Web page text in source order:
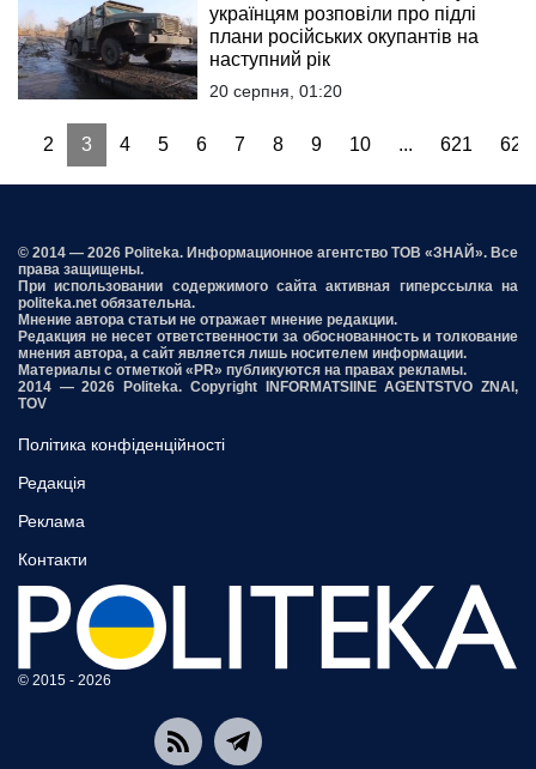
українцям розповіли про підлі
плани російських окупантів на
наступний рік
20 серпня, 01:20
2 3 4 5 6 7 8 9 10 ... 621 622
© 2014 — 2026 Politeka. Информационное агентство ТОВ «ЗНАЙ». Все
права защищены.
При использовании содержимого сайта активная гиперссылка на
politeka.net обязательна.
Мнение автора статьи не отражает мнение редакции.
Редакция не несет ответственности за обоснованность и толкование
мнения автора, а сайт является лишь носителем информации.
Материалы с отметкой «PR» публикуются на правах рекламы.
2014 — 2026 Politeka. Copyright INFORMATSIINE AGENTSTVO ZNAI,
TOV
Політика конфіденційності
Редакція
Реклама
Контакти
© 2015 - 2026